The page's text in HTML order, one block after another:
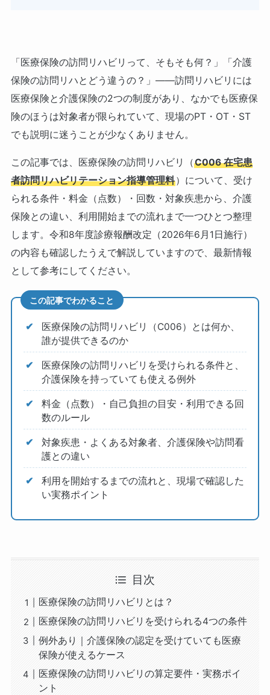
「医療保険の訪問リハビリって、そもそも何？」「介護
保険の訪問リハとどう違うの？」——訪問リハビリには
医療保険と介護保険の2つの制度があり、なかでも医療保
険のほうは対象者が限られていて、現場のPT・OT・ST
でも説明に迷うことが少なくありません。
この記事では、医療保険の訪問リハビリ（C006 在宅患
者訪問リハビリテーション指導管理料）について、受け
られる条件・料金（点数）・回数・対象疾患から、介護
保険との違い、利用開始までの流れまで一つひとつ整理
します。令和8年度診療報酬改定（2026年6月1日施行）
の内容も確認したうえで解説していますので、最新情報
として参考にしてください。
この記事でわかること
医療保険の訪問リハビリ（C006）とは何か、
誰が提供できるのか
医療保険の訪問リハビリを受けられる条件と、
介護保険を持っていても使える例外
料金（点数）・自己負担の目安・利用できる回
数のルール
対象疾患・よくある対象者、介護保険や訪問看
護との違い
利用を開始するまでの流れと、現場で確認した
い実務ポイント
目次
医療保険の訪問リハビリとは？
医療保険の訪問リハビリを受けられる4つの条件
例外あり｜介護保険の認定を受けていても医療
保険が使えるケース
医療保険の訪問リハビリの算定要件・実務ポイ
ント